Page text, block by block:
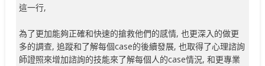
這一行,
為了更加能夠正確和快速的搶救他們的感情, 也更深入的做更
多的調查, 追蹤和了解每個case的後續發展, 也取得了心理諮詢
師證照來增加諮詢的技能來了解每個人的case情況, 和更專業